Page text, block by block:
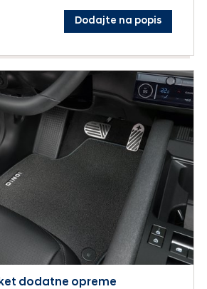
Dodajte na popis
dodatne opreme